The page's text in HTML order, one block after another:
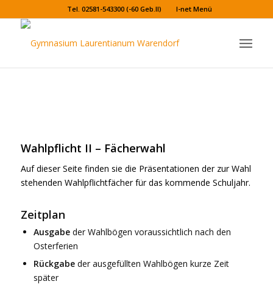
Tel. 02581-543300 (-60 Geb.II) I-net Menü
Wahlpflicht II – Fächerwahl
Auf dieser Seite finden sie die Präsentationen der zur Wahl
stehenden Wahlpflichtfächer für das kommende Schuljahr.
Zeitplan
Ausgabeder Wahlbögen voraussichtlich nach den
Osterferien
Rückgabeder ausgefüllten Wahlbögen kurze Zeit
später